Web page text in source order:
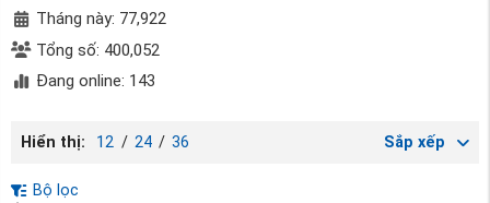
Tháng này: 77,922
Tổng số: 400,052
Đang online: 143
Hiển thị: 12 / 24 / 36 Sắp xếp
Bộ lọc